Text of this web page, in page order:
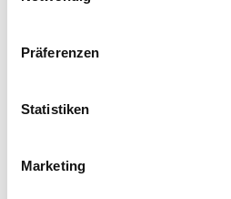
Präferenzen
Statistiken
Marketing